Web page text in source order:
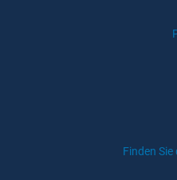
Finden